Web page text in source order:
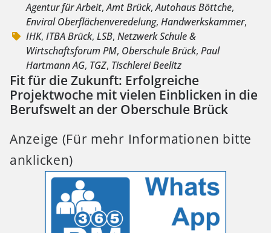
Agentur für Arbeit,Amt Brück,Autohaus Böttche,
Enviral Oberflächenveredelung, Handwerkskammer,
IHK, ITBA Brück, LSB, Netzwerk Schule &
Wirtschaftsforum PM, Oberschule Brück, Paul
Hartmann AG, TGZ, Tischlerei Beelitz
Fit für die Zukunft: Erfolgreiche
Projektwoche mit vielen Einblicken in die
Berufswelt an der Oberschule Brück
Anzeige (Für mehr Informationen bitte
anklicken)